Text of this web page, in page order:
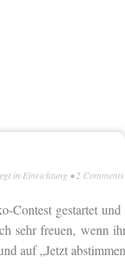
in Einrichtung •2 Comments
Contest gestartet
sehr freuen, wenn
auf „Jetzt